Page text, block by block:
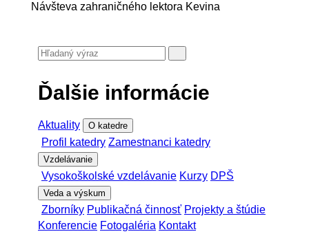
Návšteva zahraničného lektora Kevina
Ďalšie informácie
Aktuality O katedre
Profil katedry Zamestnanci katedry
Vzdelávanie
Vysokoškolské vzdelávanie Kurzy DPŠ
Veda a výskum
Zborníky Publikačná činnosť Projekty a štúdie
Konferencie Fotogaléria Kontakt